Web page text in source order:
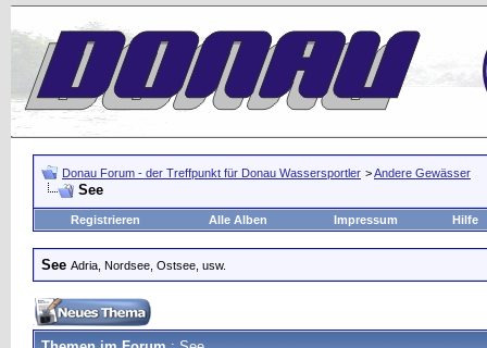
Donau Forum - der Treffpunkt für Donau Wassersportler >Andere Gewässer
See
Registrieren Alle Alben Impressum Hilfe
See Adria, Nordsee, Ostsee, usw.